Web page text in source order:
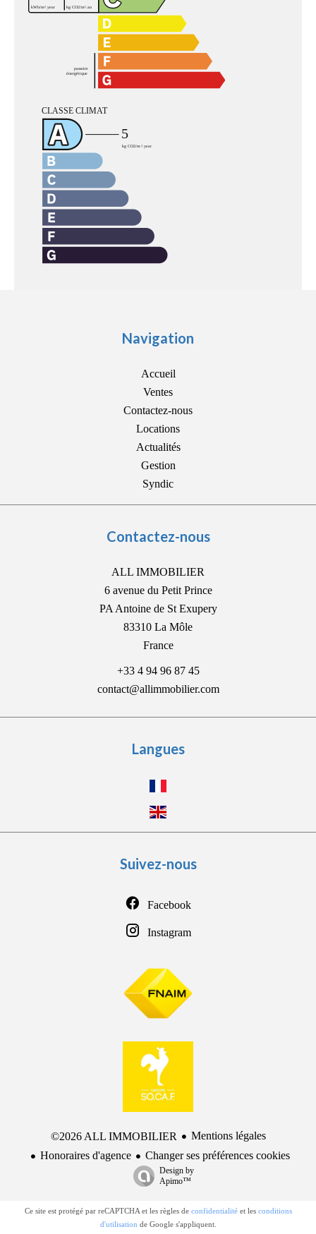
Navigation
Accueil
Ventes
Contactez-nous
Locations
Actualités
Gestion
Syndic
Contactez-nous
ALL IMMOBILIER
6 avenue du Petit Prince
PA Antoine de St Exupery
83310 La Môle
France
+33 4 94 96 87 45
contact@allimmobilier.com
Langues
Suivez-nous
Facebook
Instagram
©2026 ALL IMMOBILIER
Mentions légales
Honoraires d'agence
Changer ses préférences cookies
Design by
Apimo™
Ce site est protégé par reCAPTCHA et les règles de confidentialitéet les conditions
d'utilisation de Google s'appliquent.